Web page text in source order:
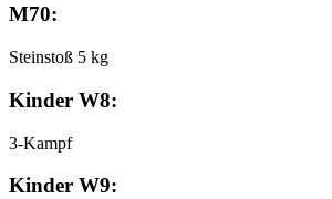
M70:
Steinstoß 5 kg
Kinder W8:
3-Kampf
Kinder W9: